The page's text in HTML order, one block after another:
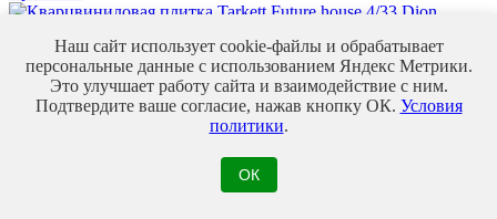
Кварцвиниловая плитка Tarkett Future house 4/33 Dion
Страна: Россия
КМ2
Наш сайт использует cookie-файлы и обрабатывает
персональные данные с использованием Яндекс Метрики.
Это улучшает работу сайта и взаимодействие с ним.
Подтвердите ваше согласие, нажав кнопку ОК. Условия
политики.
ОК